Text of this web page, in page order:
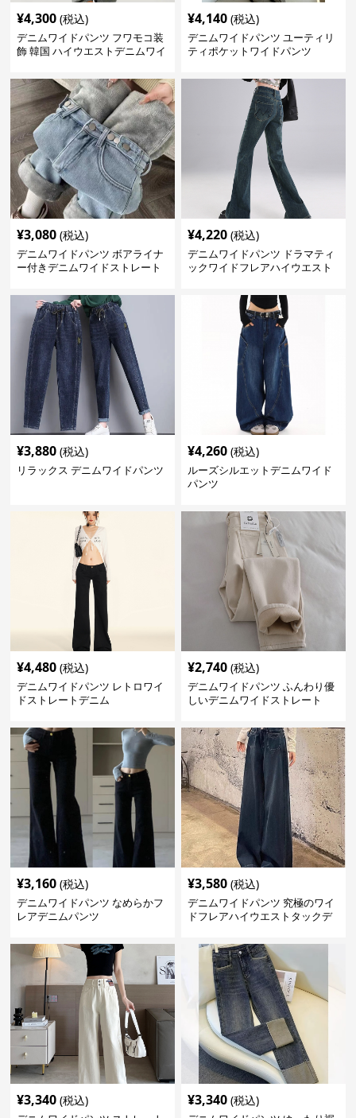
¥4,300 (税込)
デニムワイドパンツ フワモコ装
飾 韓国 ハイウエストデニムワイ
¥4,140 (税込)
デニムワイドパンツ ユーティリ
ティポケットワイドパンツ
¥3,080 (税込)
デニムワイドパンツ ボアライナ
ー付きデニムワイドストレート
¥4,220 (税込)
デニムワイドパンツ ドラマティ
ックワイドフレアハイウエスト
¥3,880 (税込)
リラックス デニムワイドパンツ
¥4,260 (税込)
ルーズシルエットデニムワイド
パンツ
¥4,480 (税込)
デニムワイドパンツ レトロワイ
ドストレートデニム
¥2,740 (税込)
デニムワイドパンツ ふんわり優
しいデニムワイドストレート
¥3,160 (税込)
デニムワイドパンツ なめらかフ
レアデニムパンツ
¥3,580 (税込)
デニムワイドパンツ 究極のワイ
ドフレアハイウエストタックデ
¥3,340 (税込) ¥3,340 (税込)